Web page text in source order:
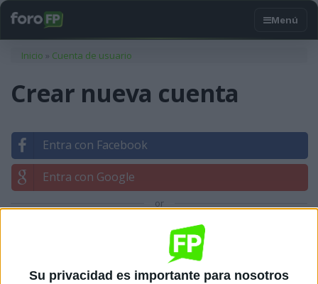
Su privacidad es importante para nosotros
Usted está aquí
Inicio » Cuenta de usuario
Crear nueva cuenta
Entra con Facebook
Entra con Google
or